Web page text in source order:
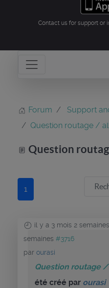
Contact us for support or
Forum Support
Question routage /
Question
1
il y a 3 mois 2 semaines
semaines #3716
par ourasi
Question routage
été créé par ourasi